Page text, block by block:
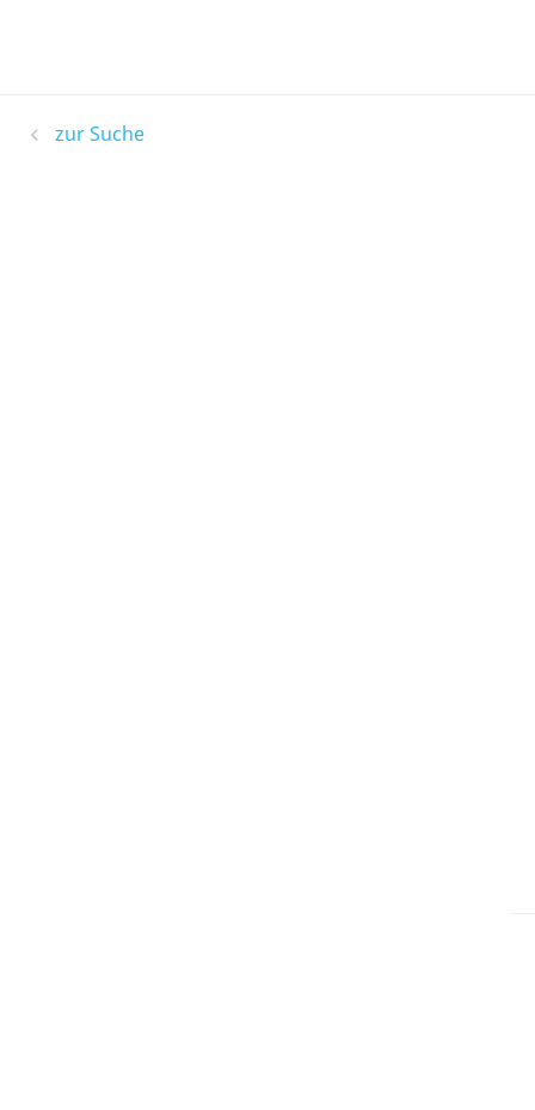
zur Suche